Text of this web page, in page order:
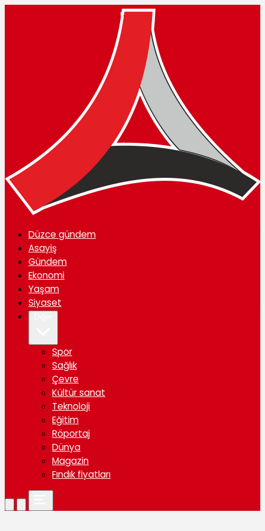
Düzce gündem
Asayiş
Gündem
Ekonomi
Yaşam
Siyaset
Spor
Sağlık
Çevre
Kültür sanat
Teknoloji
Eğitim
Röportaj
Dünya
Magazin
Fındık fiyatları